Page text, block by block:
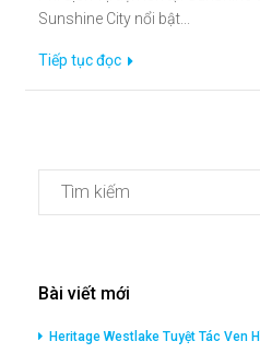
Sunshine City nổi bật...
Tiếp tục đọc
Bài viết mới
Heritage Westlake Tuyệt Tác Ven